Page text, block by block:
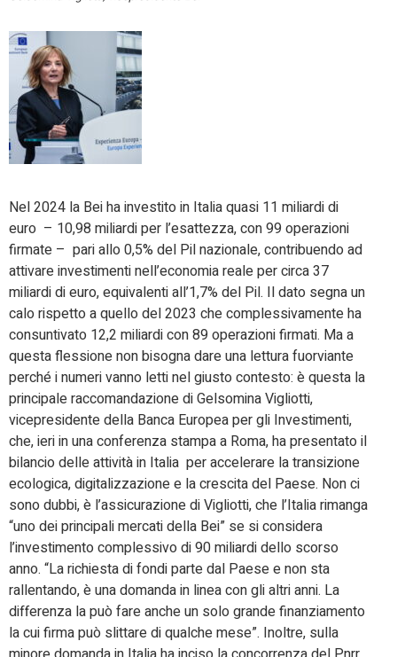
Nel 2024 la Bei ha investito in Italia quasi 11 miliardi di
euro – 10,98 miliardi per l’esattezza, con 99 operazioni
firmate – pari allo 0,5% del Pil nazionale, contribuendo ad
attivare investimenti nell’economia reale per circa 37
miliardi di euro, equivalenti all’1,7% del Pil. Il dato segna un
calo rispetto a quello del 2023 che complessivamente ha
consuntivato 12,2 miliardi con 89 operazioni firmati. Ma a
questa flessione non bisogna dare una lettura fuorviante
perché i numeri vanno letti nel giusto contesto: è questa la
principale raccomandazione di Gelsomina Vigliotti,
vicepresidente della Banca Europea per gli Investimenti,
che, ieri in una conferenza stampa a Roma, ha presentato il
bilancio delle attività in Italia per accelerare la transizione
ecologica, digitalizzazione e la crescita del Paese. Non ci
sono dubbi, è l’assicurazione di Vigliotti, che l’Italia rimanga
“uno dei principali mercati della Bei” se si considera
l’investimento complessivo di 90 miliardi dello scorso
anno. “La richiesta di fondi parte dal Paese e non sta
rallentando, è una domanda in linea con gli altri anni. La
differenza la può fare anche un solo grande finanziamento
la cui firma può slittare di qualche mese”. Inoltre, sulla